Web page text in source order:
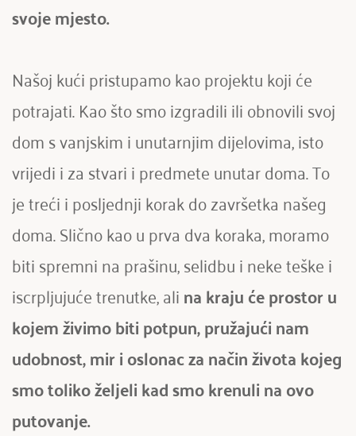
svoje mjesto.
Našoj kući pristupamo kao projektu koji će
potrajati. Kao što smo izgradili ili obnovili svoj
dom s vanjskim i unutarnjim dijelovima, isto
vrijedi i za stvari i predmete unutar doma. To
je treći i posljednji korak do završetka našeg
doma. Slično kao u prva dva koraka, moramo
biti spremni na prašinu, selidbu i neke teške i
iscrpljujuće trenutke, ali na kraju će prostor u
kojem živimo biti potpun, pružajući nam
udobnost, mir i oslonac za način života kojeg
smo toliko željeli kad smo krenuli na ovo
putovanje.